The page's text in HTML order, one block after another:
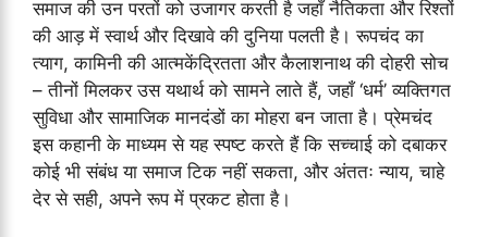
समाज की उन परतों को उजागर करती है जहाँ नैतिकता और रिश्तों
की आड़ में स्वार्थ और दिखावे की दुनिया पलती है। रूपचंद का
त्याग, कामिनी की आत्मकेंद्रितता और कैलाशनाथ की दोहरी सोच
– तीनों मिलकर उस यथार्थ को सामने लाते हैं, जहाँ ‘धर्म’ व्यक्तिगत
सुविधा और सामाजिक मानदंडों का मोहरा बन जाता है। प्रेमचंद
इस कहानी के माध्यम से यह स्पष्ट करते हैं कि सच्चाई को दबाकर
कोई भी संबंध या समाज टिक नहीं सकता, और अंततः न्याय, चाहे
देर से सही, अपने रूप में प्रकट होता है।